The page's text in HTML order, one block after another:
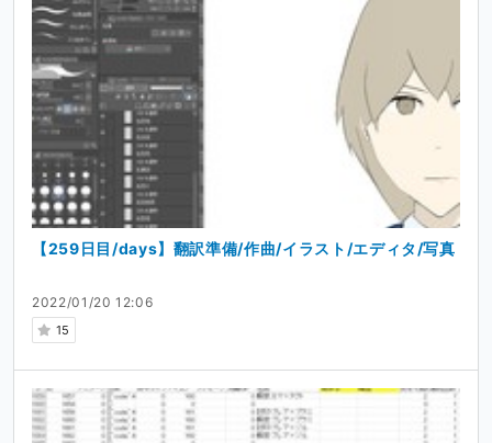
2022/01/20 12:06
15
【259日目/days】翻訳準備/作曲/イラスト/エディタ/写真